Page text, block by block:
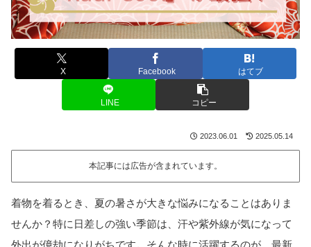
X Facebook はてブ
LINE コピー
2023.06.01 2025.05.14
本記事には広告が含まれています。
着物を着るとき、夏の暑さが大きな悩みになることはありま
せんか？特に日差しの強い季節は、汗や紫外線が気になって